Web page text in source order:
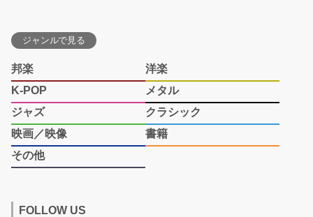
ジャンルで見る
邦楽
洋楽
K-POP
メタル
ジャズ
クラシック
映画／映像
書籍
その他
FOLLOW US